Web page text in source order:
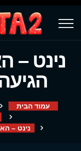
נינט –
עמוד הבית
נינט –